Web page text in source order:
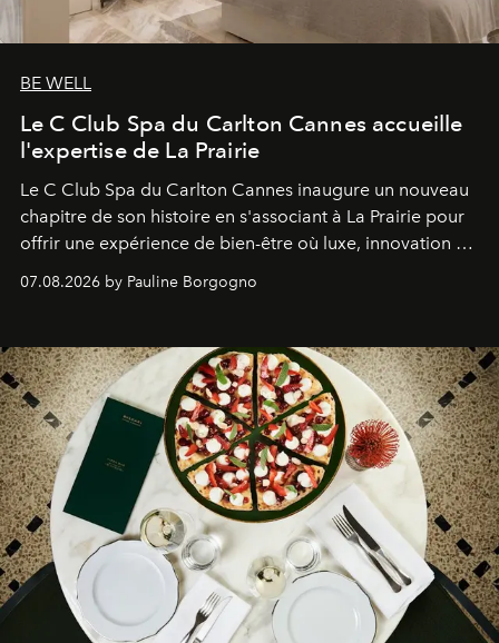
BE WELL
Le C Club Spa du Carlton Cannes accueille
l'expertise de La Prairie
Le C Club Spa du Carlton Cannes inaugure un nouveau
chapitre de son histoire en s'associant à La Prairie pour
offrir une expérience de bien-être où luxe, innovation et
expertise se rencontrent.
07.08.2026 by Pauline Borgogno